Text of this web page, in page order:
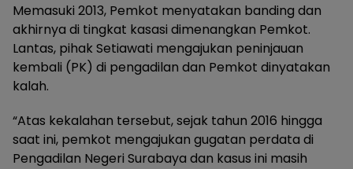
Memasuki 2013, Pemkot menyatakan banding dan
akhirnya di tingkat kasasi dimenangkan Pemkot.
Lantas, pihak Setiawati mengajukan peninjauan
kembali (PK) di pengadilan dan Pemkot dinyatakan
kalah.
“Atas kekalahan tersebut, sejak tahun 2016 hingga
saat ini, pemkot mengajukan gugatan perdata di
Pengadilan Negeri Surabaya dan kasus ini masih